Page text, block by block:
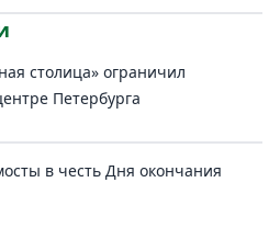
столица» ограничил
Петербурга
в честь Дня окончания